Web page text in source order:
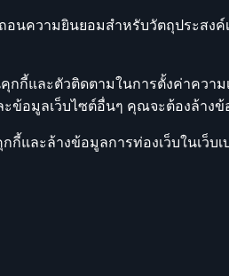
นความยินยอมสำหรับวัตถุประสง
กี้และตัวติดตามในการตั้งค่าควา
มูลเว็บไซต์อื่นๆ คุณจะต้องล้างข้
และล้างข้อมูลการท่องเว็บในเว็บ